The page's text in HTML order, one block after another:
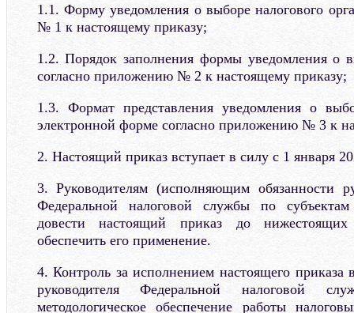
1.1. Форму уведомления о выборе налогового
№ 1 к настоящему приказу;
1.2. Порядок заполнения формы уведомления о
согласно приложению № 2 к настоящему приказу;
1.3. Формат представления уведомления о
электронной форме согласно приложению № 3 к
2. Настоящий приказ вступает в силу с 1 января
3. Руководителям (исполняющим обязанности
Федеральной налоговой службы по
довести настоящий приказ до
обеспечить его применение.
4. Контроль за исполнением настоящего приказа
руководителя Федеральной налоговой
методологическое обеспечение работы